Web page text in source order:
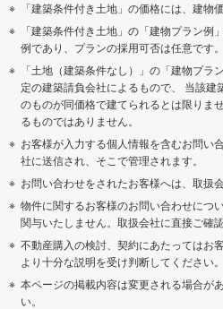
「建築条件付き土地」の価格には、建物
「建築条件付き土地」の「建物プラン
例であり、プランの採用可否は任意です。
「土地（建築条件なし）」の「建物プ
定の建築請負会社によるもので、 当該
のものが同価格で建てられるとは限りま
るものではありません。
お客様が入力する個人情報を含むお問い
社に送信され、そこで管理されます。
お問い合わせをされたお客様へは、取扱
物件に関するお客様のお問い合わせにつ
関与いたしません。取扱会社に直接ご確認
不動産購入の検討、契約にあたってはお
より十分な説明を受け判断してください。
本ページの掲載内容は変更される場合が
い。